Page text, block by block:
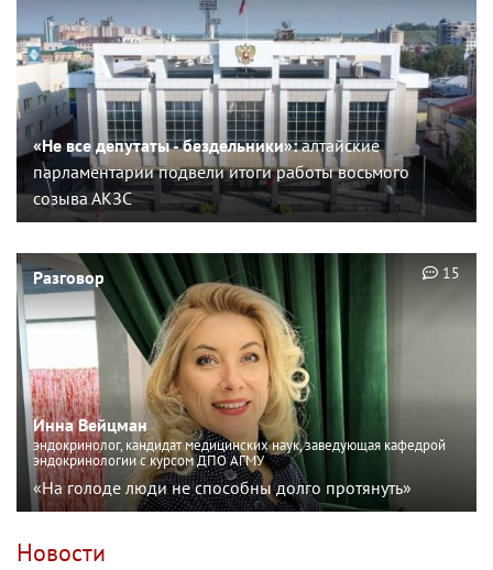
«Не все депутаты - бездельники»:алтайские
парламентарии подвели итоги работы восьмого
созыва АКЗС
Разговор
Инна Вейцман
эндокринолог, кандидат медицинских наук, заведующая кафедрой
эндокринологии с курсом ДПО АГМУ
«На голоде люди не способны долго протянуть»
15
Новости